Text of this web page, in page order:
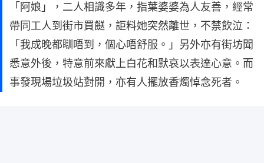
「阿娘」，二人相識多年，指葉婆婆為人友善，經常
帶同工人到街市買餸，詎料她突然離世，不禁飲泣：
「我成晚都瞓唔到，個心唔舒服。」另外亦有街坊聞
悉意外後，特意前來獻上白花和默哀以表達心意。而
事發現場垃圾站對開，亦有人擺放香燭悼念死者。